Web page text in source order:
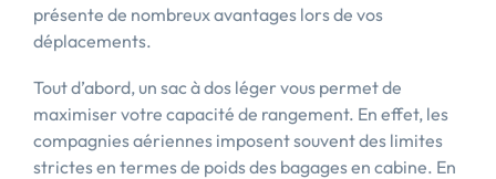
présente de nombreux avantages lors de vos
déplacements.
Tout d’abord, un sac à dos léger vous permet de
maximiser votre capacité de rangement. En effet, les
compagnies aériennes imposent souvent des limites
strictes en termes de poids des bagages en cabine. En